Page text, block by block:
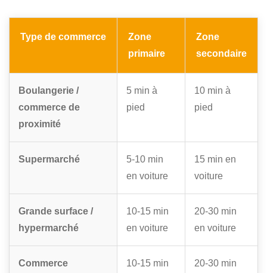
Type de commerce
Zone
primaire
Zone
secondaire
Boulangerie /
commerce de
proximité
5 min à
pied
10 min à
pied
Supermarché
5-10 min
en voiture
15 min en
voiture
Grande surface /
hypermarché
10-15 min
en voiture
20-30 min
en voiture
Commerce
10-15 min
20-30 min